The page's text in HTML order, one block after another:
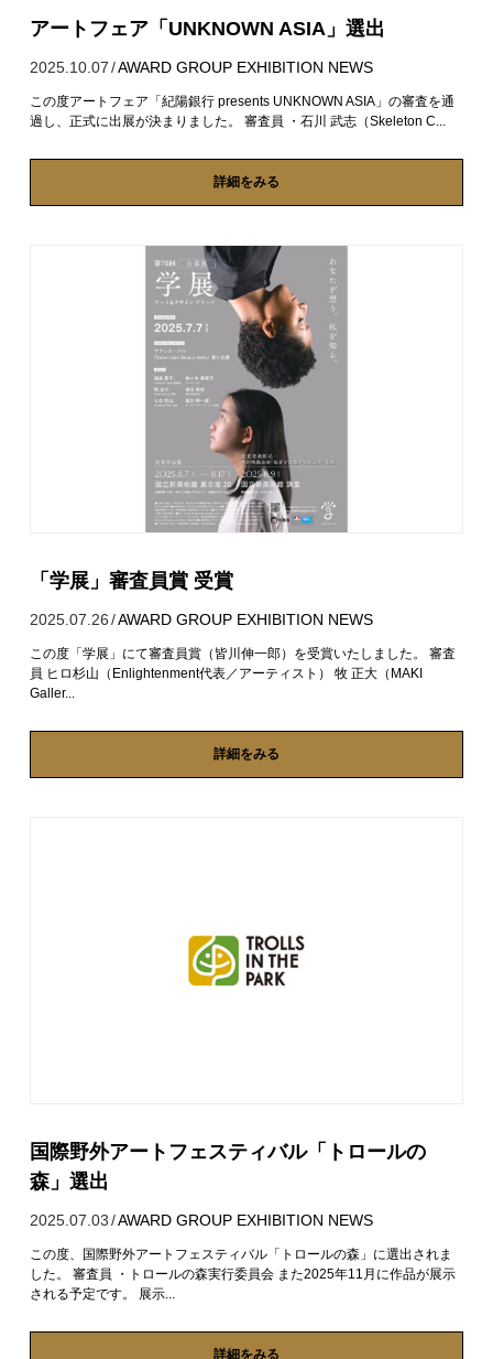
アートフェア「UNKNOWN ASIA」選出
2025.10.07 /AWARD GROUP EXHIBITION NEWS
この度アートフェア「紀陽銀行 presents UNKNOWN ASIA」の審査を通
過し、正式に出展が決まりました。 審査員 ・石川 武志（Skeleton C...
詳細をみる
「学展」審査員賞 受賞
2025.07.26 /AWARD GROUP EXHIBITION NEWS
この度「学展」にて審査員賞（皆川伸一郎）を受賞いたしました。 審査
員 ヒロ杉山（Enlightenment代表／アーティスト） 牧 正大（MAKI
Galler...
詳細をみる
国際野外アートフェスティバル「トロールの
森」選出
2025.07.03 /AWARD GROUP EXHIBITION NEWS
この度、国際野外アートフェスティバル「トロールの森」に選出されま
した。 審査員 ・トロールの森実行委員会 また2025年11月に作品が展示
される予定です。 展示...
詳細をみる